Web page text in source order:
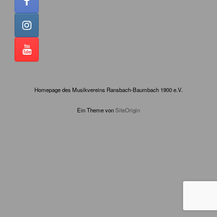
Homepage des Musikvereins Ransbach-Baumbach 1900 e.V.
Ein Theme vonSiteOrigin